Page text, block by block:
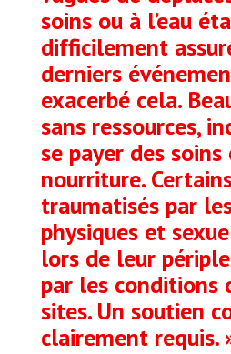
soins ou à l’eau
difficilement
derniers
exacerbé cela.
sans ressources,
se payer des
nourriture.
traumatisés par
physiques et
lors de leur
par les conditions
sites. Un soutien
clairement requis.